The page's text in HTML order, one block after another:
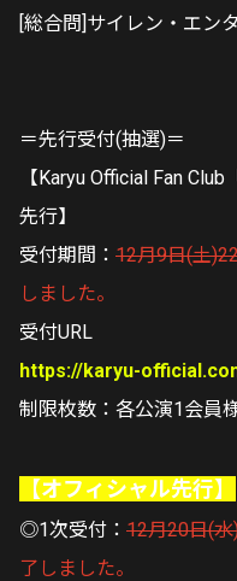
[総合問]サイレン・エン
＝先行受付(抽選)＝
【Karyu Official Fan
先行】
受付期間： 12月9日(土
しました。
受付URL
https://karyu-
制限枚数：各公演1会員
【オフィシャル先行】
◎1次受付： 12月20日(
了しました。